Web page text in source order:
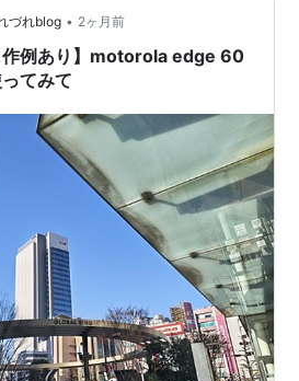
づれblog • 2ヶ月前
作例あり】motorola edge 60
てみて